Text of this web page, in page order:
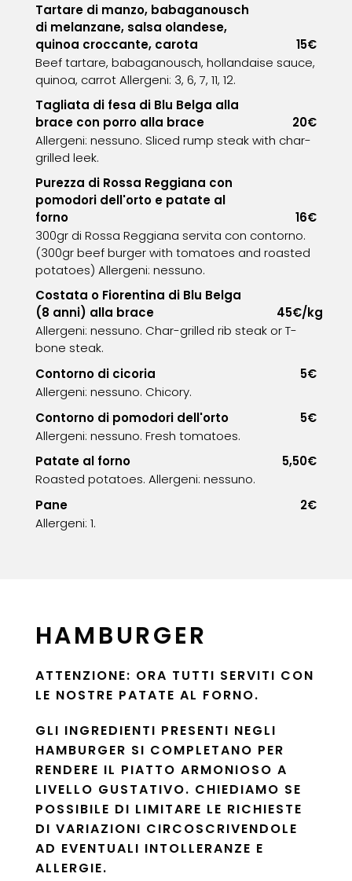
Tartare di manzo, babaganousch
di melanzane, salsa olandese,
quinoa croccante, carota
15€
Beef tartare, babaganousch, hollandaise sauce,
quinoa, carrot Allergeni: 3, 6, 7, 11, 12.
Tagliata di fesa di Blu Belga alla
brace con porro alla brace
20€
Allergeni: nessuno. Sliced rump steak with char-
grilled leek.
Purezza di Rossa Reggiana con
pomodori dell'orto e patate al
forno
16€
300gr di Rossa Reggiana servita con contorno.
(300gr beef burger with tomatoes and roasted
potatoes) Allergeni: nessuno.
Costata o Fiorentina di Blu Belga
(8 anni) alla brace
45€/kg
Allergeni: nessuno. Char-grilled rib steak or T-
bone steak.
Contorno di cicoria
5€
Allergeni: nessuno. Chicory.
Contorno di pomodori dell'orto
5€
Allergeni: nessuno. Fresh tomatoes.
Patate al forno
5,50€
Roasted potatoes. Allergeni: nessuno.
Pane
2€
Allergeni: 1.
HAMBURGER
ATTENZIONE: ORA TUTTI SERVITI CON
LE NOSTRE PATATE AL FORNO.
GLI INGREDIENTI PRESENTI NEGLI
HAMBURGER SI COMPLETANO PER
RENDERE IL PIATTO ARMONIOSO A
LIVELLO GUSTATIVO. CHIEDIAMO SE
POSSIBILE DI LIMITARE LE RICHIESTE
DI VARIAZIONI CIRCOSCRIVENDOLE
AD EVENTUALI INTOLLERANZE E
ALLERGIE.